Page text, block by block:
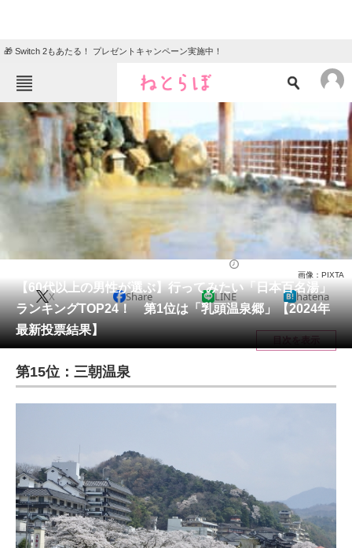
🎁 Switch 2もあたる！ プレゼントキャンペーン実施中！
ねとらぼメニュー
TOP ニュース
エンタメ クイズ
グルメ 地域
リサーチ
会員記事
メディア
注目記事を集めた総合ページ
ITの今と未来を見通す
進化するPCとデバイスの未来
好きが集まる 比べて選べる
ビジネスと働き方のヒント
【60代以上の男性が選ぶ】行ってみたい「日本百名湯」
ランキングTOP24！ 第1位は「乳頭温泉郷」【2024年
最新投票結果】
画像：PIXTA
X Share LINE hatena
目次を表示
第15位：三朝温泉